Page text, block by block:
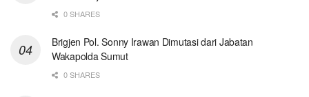
0 SHARES
Brigjen Pol. Sonny Irawan Dimutasi dari Jabatan
Wakapolda Sumut
0 SHARES